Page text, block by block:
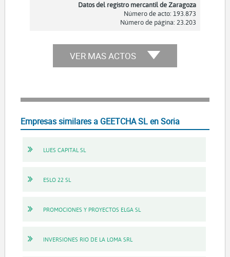
Datos del registro mercantil de Zaragoza
Número de acto: 193.873
Número de página: 23.203
VER MAS ACTOS
Empresas similares a GEETCHA SL en Soria
LUES CAPITAL SL
ESLO 22 SL
PROMOCIONES Y PROYECTOS ELGA SL
INVERSIONES RIO DE LA LOMA SRL